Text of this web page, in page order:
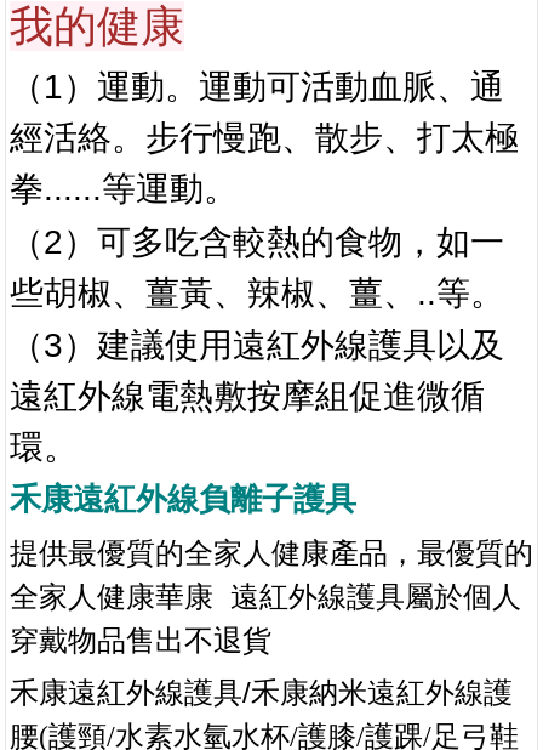
我的健康
（1）運動。運動可活動血脈、通
經活絡。步行慢跑、散步、打太極
拳......等運動。
（2）可多吃含較熱的食物，如一
些胡椒、薑黃、辣椒、薑、..等。
（3）建議使用遠紅外線護具以及
遠紅外線電熱敷按摩組促進微循
環。
禾康遠紅外線負離子護具
提供最優質的全家人健康產品，最優質的
全家人健康華康 遠紅外線護具屬於個人
穿戴物品售出不退貨
禾康遠紅外線護具/禾康納米遠紅外線護
腰(護頸/水素水氫水杯/護膝/護踝/足弓鞋